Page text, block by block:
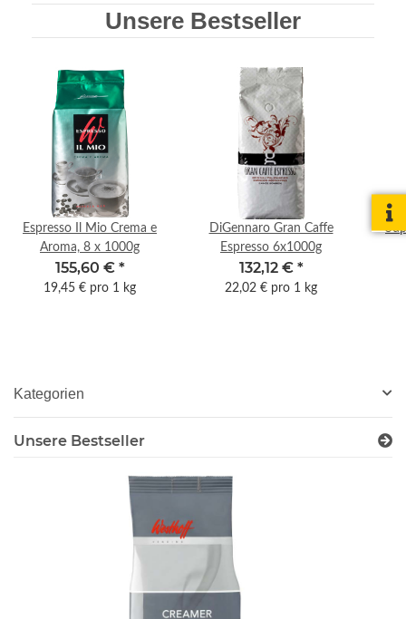
Unsere Bestseller
Espresso Il Mio Crema e
Aroma, 8 x 1000g
155,60 € *
19,45 € pro 1 kg
DiGennaro Gran Caffe
Espresso 6x1000g
132,12 € *
22,02 € pro 1 kg
Kategorien
Unsere Bestseller